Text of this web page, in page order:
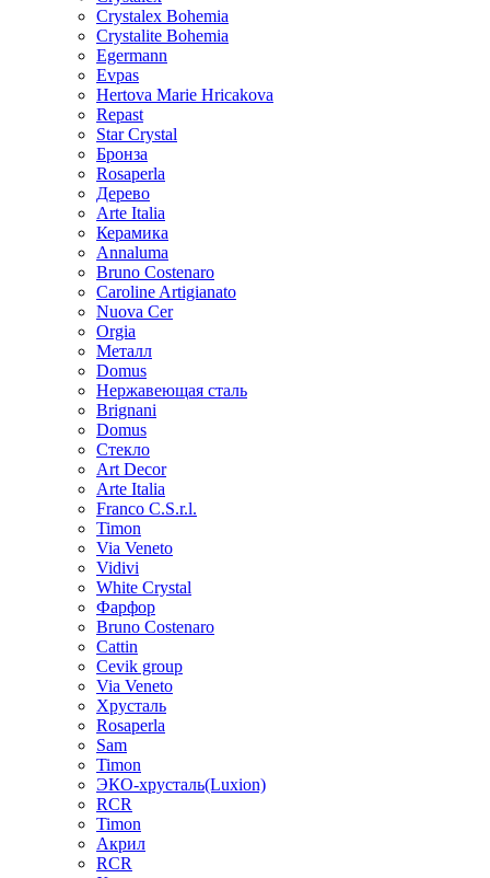
Crystalex Bohemia
Crystalite Bohemia
Egermann
Evpas
Hertova Marie Hricakova
Repast
Star Crystal
Бронза
Rosaperla
Дерево
Arte Italia
Керамика
Annaluma
Bruno Costenaro
Caroline Artigianato
Nuova Cer
Orgia
Металл
Domus
Нержавеющая сталь
Brignani
Domus
Стекло
Art Decor
Arte Italia
Franco C.S.r.l.
Timon
Via Veneto
Vidivi
White Crystal
Фарфор
Bruno Costenaro
Cattin
Cevik group
Via Veneto
Хрусталь
Rosaperla
Sam
Timon
ЭКО-хрусталь(Luxion)
RCR
Timon
Акрил
RCR